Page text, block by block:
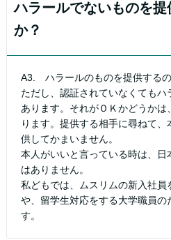
ハラールでないものを
か？
A3. ハラールのものを提供するの
ただし、認証されていなくても
あります。それがＯＫかどうかは
ります。提供する相手に尋ねて
供してかまいません。
本人がいいと言っている時は、
はありません。
私どもでは、ムスリムの新入社
や、留学生対応をする大学職員の
す。